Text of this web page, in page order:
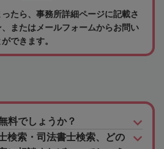
たら、事務所詳細ページに記載さ
またはメールフォームからお問い
できます。
料でしょうか？
検索・司法書士検索、どの